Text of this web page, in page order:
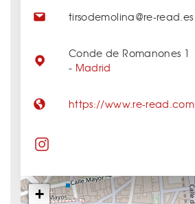
+
tirsodemolina@re-read.es
Conde de Romanones 1
- Madrid
https://www.re-read.com